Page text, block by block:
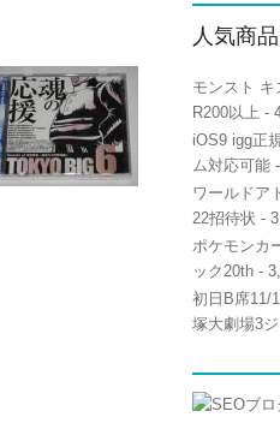
人気商
モンスト
R200以上 -
iOS9 igg正
ム対応可能
ワールドア
22招待状 -
ポケモンカ
ック20th -
初日B席11/
塚大劇場3ジ